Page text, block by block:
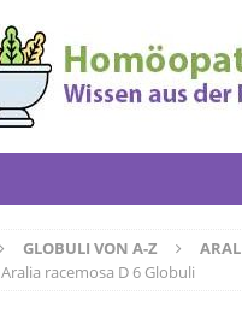
GLOBULI VON A-Z
Aralia racemosa D 6 Globuli